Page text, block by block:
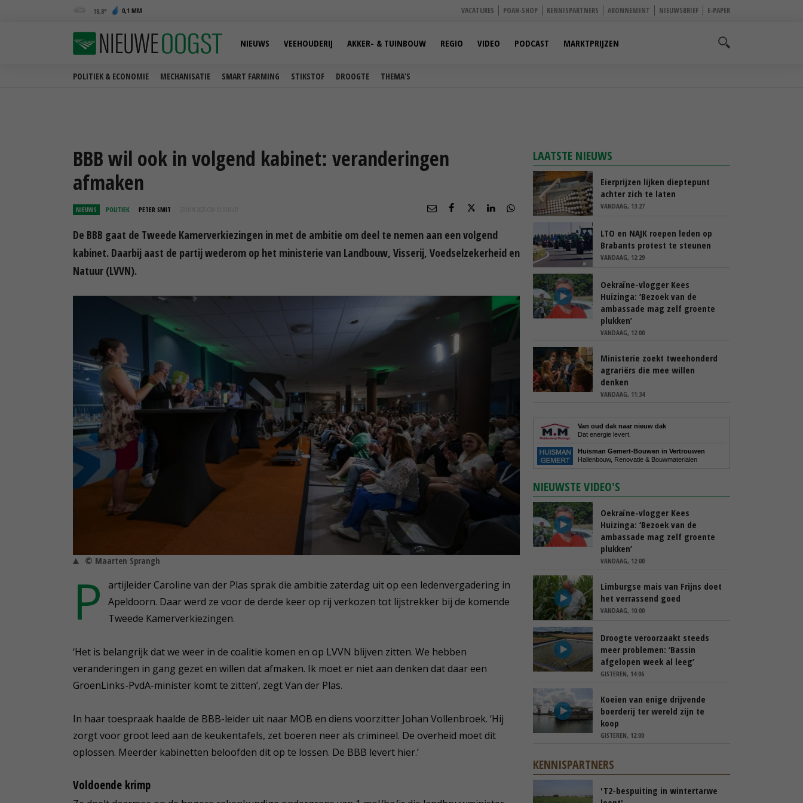
18,8 0,1 MM VACATURES POAH-SHOP KENNISPARTNERS ABONNEMENT NIEUWSBRIEF E-PAPER
POLITIEK & ECONOMIE MECHANISATIE SMART FARMING STIKSTOF DROOGTE THEMA'S
NIEUWS VEEHOUDERIJ AKKER- & TUINBOUW REGIO VIDEO PODCAST MARKTPRIJZEN
BBB wil ook in volgend kabinet: veranderingen
afmaken
NIEUWS POLITIEK PETER SMIT 23 JUN 2025 OM 10:01
De BBB gaat de Tweede Kamerverkiezingen in met de ambitie om deel te nemen aan een volgend
kabinet. Daarbij aast de partij wederom op het ministerie van Landbouw, Visserij, Voedselzekerheid en
Natuur (LVVN).
© Maarten Sprangh
P
artijleider Caroline van der Plas sprak die ambitie zaterdag uit op een ledenvergadering in
Apeldoorn. Daar werd ze voor de derde keer op rij verkozen tot lijstrekker bij de komende
Tweede Kamerverkiezingen.
‘Het is belangrijk dat we weer in de coalitie komen en op LVVN blijven zitten. We hebben
veranderingen in gang gezet en willen dat afmaken. Ik moet er niet aan denken dat daar een
GroenLinks-PvdA-minister komt te zitten’, zegt Van der Plas.
In haar toespraak haalde de BBB-leider uit naar MOB en diens voorzitter Johan Vollenbroek. ‘Hij
zorgt voor groot leed aan de keukentafels, zet boeren neer als crimineel. De overheid moet dit
oplossen. Meerder kabinetten beloofden dit op te lossen. De BBB levert hier.’
Voldoende krimp
LAATSTE NIEUWS
Eierprijzen lijken dieptepunt
achter zich te laten
VANDAAG, 13:27
LTO en NAJK roepen leden op
Brabants protest te steunen
VANDAAG, 12:29
Oekraïne-vlogger Kees
Huizinga: ‘Bezoek van de
ambassade mag zelf groente
plukken’
VANDAAG, 12:00
Ministerie zoekt tweehonderd
agrariërs die mee willen
denken
VANDAAG, 11:34
Van oud dak naar nieuw dak
Dat energie levert.
Huisman Gemert-Bouwen in Vertrouwen
Hallenbouw, Renovatie & Bouwmaterialen
NIEUWSTE VIDEO'S
Oekraïne-vlogger Kees
Huizinga: ‘Bezoek van de
ambassade mag zelf groente
plukken’
VANDAAG, 12:00
Limburgse mais van Frijns doet
het verrassend goed
VANDAAG, 10:00
Droogte veroorzaakt steeds
meer problemen: ‘Bassin
afgelopen week al leeg’
GISTEREN, 14:06
Koeien van enige drijvende
boerderij ter wereld zijn te
koop
GISTEREN, 12:00
KENNISPARTNERS
'T2-bespuiting in wintertarwe